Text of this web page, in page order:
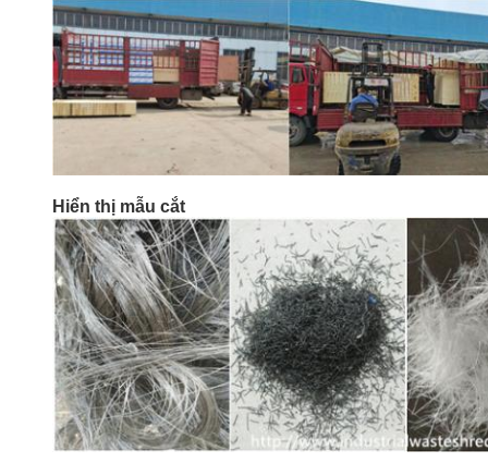
Hiển thị mẫu cắt